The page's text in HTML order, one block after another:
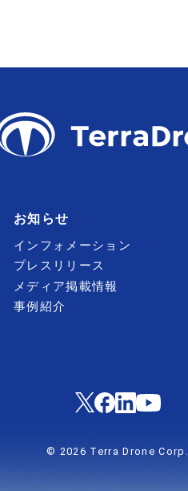
お知らせ
インフォメーション
プレスリリース
メディア掲載情報
事例紹介
© 2026 Terra Drone Corp.